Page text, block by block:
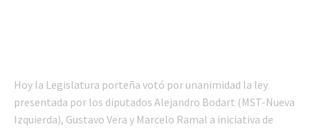
Hoy la Legislatura porteña votó por unanimidad la ley
presentada por los diputados Alejandro Bodart (MST-Nueva
Izquierda), Gustavo Vera y Marcelo Ramal a iniciativa de